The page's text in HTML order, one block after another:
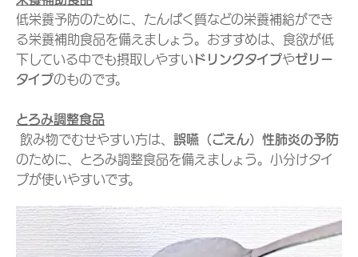
低栄養予防のために、たんぱく質などの栄養補給ができ
る栄養補助食品を備えましょう。おすすめは、食欲が低
下している中でも摂取しやすい ドリンクタイプやゼリー
タイプのものです。
とろみ調整食品
飲み物でむせやすい方は、 誤嚥（ごえん）性肺炎の予防
のために、とろみ調整食品を備えましょう。小分けタイ
プが使いやすいです。